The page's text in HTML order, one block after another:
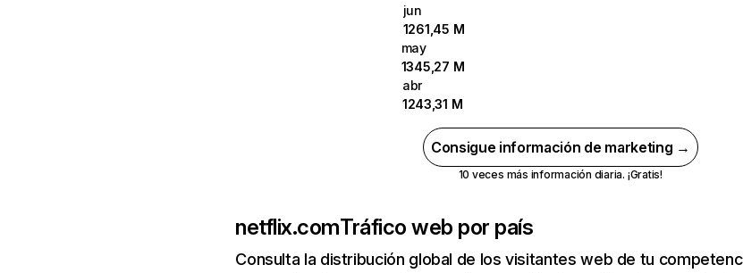
jun
1261,45 M
may
1345,27 M
abr
1243,31 M
Consigue información de marketing →
10 veces más información diaria. ¡Gratis!
netflix.comTráfico web por país
Consulta la distribución global de los visitantes web de tu